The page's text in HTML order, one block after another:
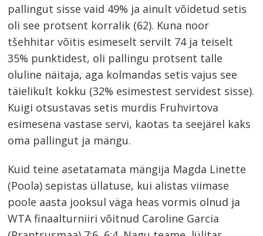
pallingut sisse vaid 49% ja ainult võidetud setis
oli see protsent korralik (62). Kuna noor
tšehhitar võitis esimeselt servilt 74 ja teiselt
35% punktidest, oli pallingu protsent talle
oluline näitaja, aga kolmandas setis vajus see
täielikult kokku (32% esimestest servidest sisse).
Kuigi otsustavas setis murdis Fruhvirtova
esimesena vastase servi, kaotas ta seejärel kaks
oma pallingut ja mängu.
Kuid teine asetatamata mängija Magda Linette
(Poola) sepistas üllatuse, kui alistas viimase
poole aasta jooksul väga heas vormis olnud ja
WTA finaalturniiri võitnud Caroline Garcia